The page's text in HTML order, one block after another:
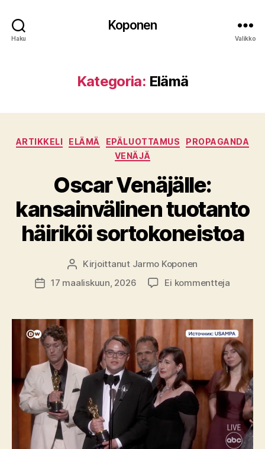
Haku
Koponen
Valikko
Kategoria: Elämä
Kategoriat
ARTIKKELI ELÄMÄ EPÄLUOTTAMUS
PROPAGANDA
VENÄJÄ
Oscar Venäjälle:
kansainvälinen tuotanto
häiriköi sortokoneistoa
Kirjoittaja
Kirjoittanut Jarmo Koponen
Julkaisupäivämäärä
17 maaliskuun, 2026 Ei kommentteja
tuotanto
häiriköi